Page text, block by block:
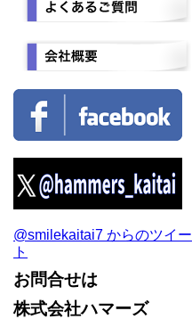
@smilekaitai7 からのツイー
ト
お問合せは
株式会社ハマーズ